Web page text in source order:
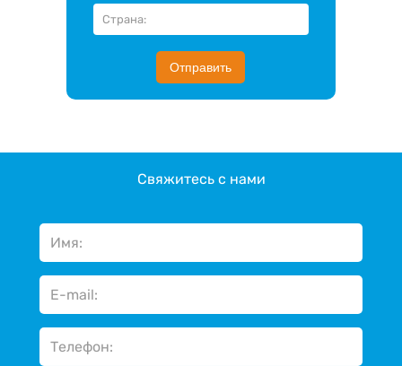
Отправить
Свяжитесь с нами